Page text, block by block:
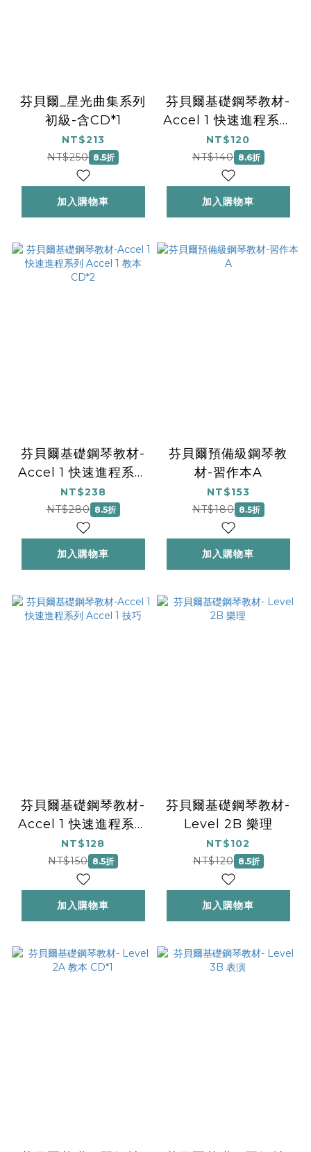
芬貝爾_星光曲集系列
初級-含CD*1
NT$213
NT$250 8.5折
加入購物車
芬貝爾基礎鋼琴教材-
Accel 1 快速進程系列
Accel 1 表演
NT$120
NT$140 8.6折
加入購物車
芬貝爾基礎鋼琴教材-
Accel 1 快速進程系列
Accel 1 教本 CD*2
NT$238
NT$280 8.5折
加入購物車
芬貝爾預備級鋼琴教
材-習作本A
NT$153
NT$180 8.5折
加入購物車
芬貝爾基礎鋼琴教材-
Accel 1 快速進程系列
Accel 1 技巧
NT$128
NT$150 8.5折
加入購物車
芬貝爾基礎鋼琴教材-
Level 2B 樂理
NT$102
NT$120 8.5折
加入購物車